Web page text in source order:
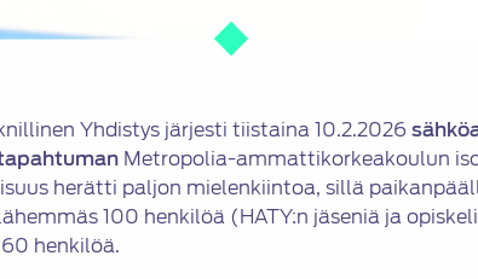
Yhdistys järjesti tiistaina 10.2.2026
Metropolia-ammattikorkeakoulun
herätti paljon mielenkiintoa, sillä
100 henkilöä (HATY:n jäseniä ja
henkilöä.